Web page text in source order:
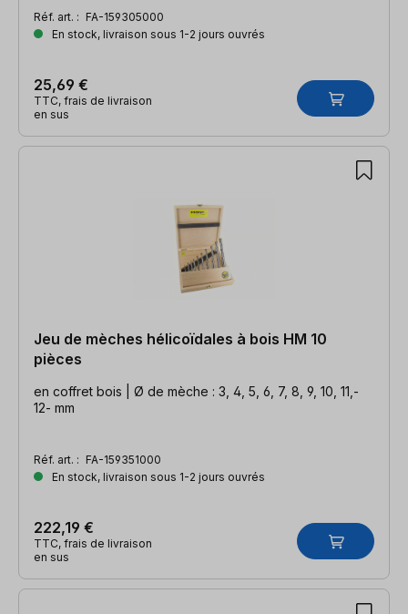
Réf. art. : FA-159305000
En stock, livraison sous 1-2 jours ouvrés
25,69 €
TTC, frais de livraison
en sus
Jeu de mèches hélicoïdales à bois HM 10
pièces
en coffret bois | Ø de mèche : 3, 4, 5, 6, 7, 8, 9, 10, 11,-
12- mm
Réf. art. : FA-159351000
En stock, livraison sous 1-2 jours ouvrés
222,19 €
TTC, frais de livraison
en sus